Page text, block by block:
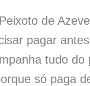
de
pagar
tudo
só paga